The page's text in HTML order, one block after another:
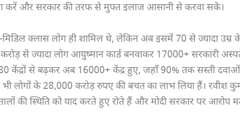
करें और सरकार की तरफ से मुफ्त इलाज आसानी से करवा सके।
क्लास लोग ही शामिल थे, लेकिन अब इसमें 70 से ज्यादा उम्र
से ज्यादा लोग आयुष्मान कार्ड बनवाकर 17000+ सरकारी
केंद्रों से बढ़कर अब 16000+ केंद्र हुए, जहाँ 90% तक सस्ती
लोगों के 28,000 करोड़ रुपए की बचत का लाभ लिया हैं। रवीश
की स्थिति को याद करते हुए रोते हैं और मोदी सरकार पर आरोप